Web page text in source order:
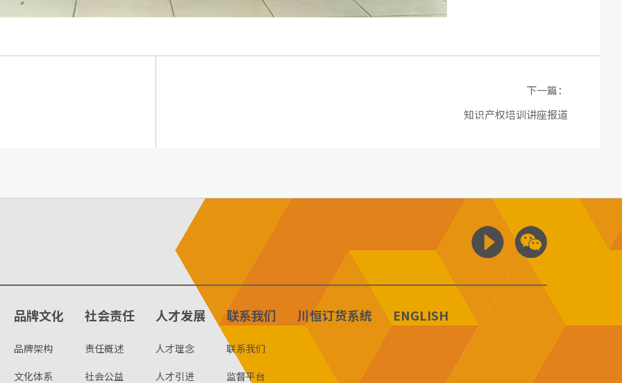
下一篇：
知识产权培训讲座报道
品牌文化
品牌架构
文化体系
社会责任
责任概述
社会公益
人才发展
人才理念
人才引进
联系我们
联系我们
监督平台
川恒订货系统 ENGLISH